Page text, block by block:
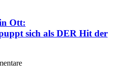
Ott:
sich als DER Hit der